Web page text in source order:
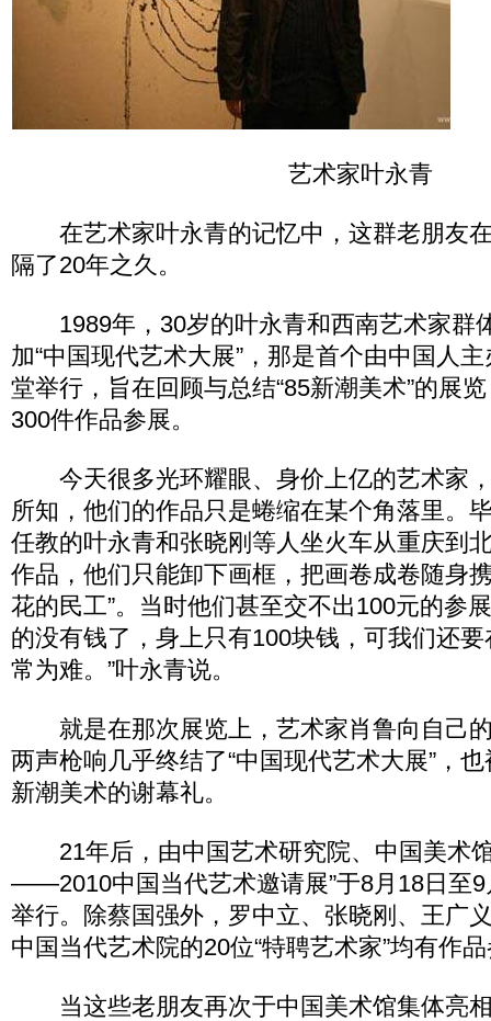
艺术家叶永青
在艺术家叶永青的记忆中，这群老朋友
隔了20年之久。
1989年，30岁的叶永青和西南艺术家群
加“中国现代艺术大展”，那是首个由中国人
堂举行，旨在回顾与总结“85新潮美术”的展
300件作品参展。
今天很多光环耀眼、身价上亿的艺术家
所知，他们的作品只是蜷缩在某个角落里。
任教的叶永青和张晓刚等人坐火车从重庆到
作品，他们只能卸下画框，把画卷成卷随身
花的民工”。当时他们甚至交不出100元的参
的没有钱了，身上只有100块钱，可我们还
常为难。”叶永青说。
就是在那次展览上，艺术家肖鲁向自己
两声枪响几乎终结了“中国现代艺术大展”，
新潮美术的谢幕礼。
21年后，由中国艺术研究院、中国美术馆
——2010中国当代艺术邀请展”于8月18日至9
举行。除蔡国强外，罗中立、张晓刚、王广
中国当代艺术院的20位“特聘艺术家”均有作
当这些老朋友再次于中国美术馆集体亮